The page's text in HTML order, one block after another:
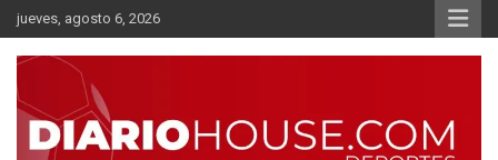
Saltar
al
contenido
jueves, agosto 6, 2026